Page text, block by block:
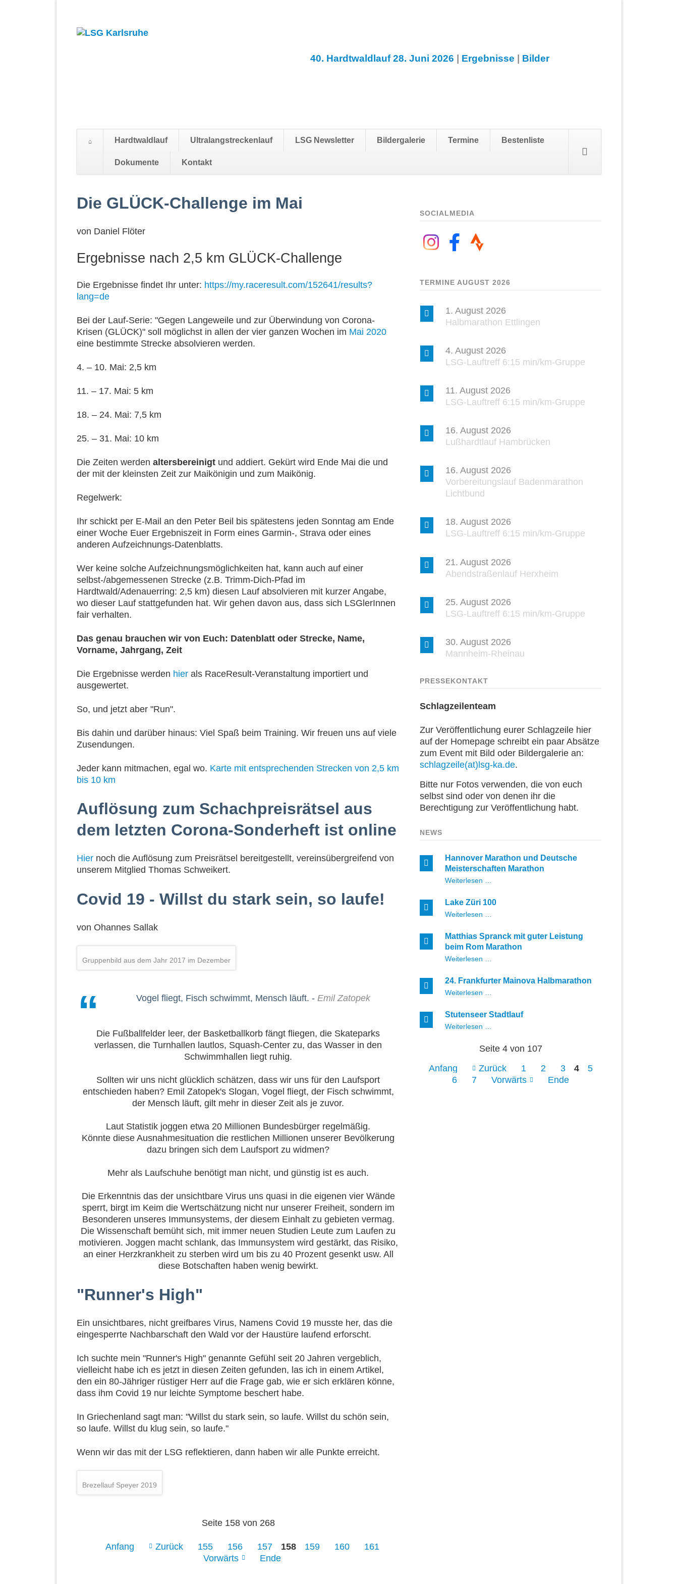
40. Hardtwaldlauf 28. Juni 2026 | Ergebnisse | Bilder
überspringen
Hardtwaldlauf Ultralangstreckenlauf LSG Newsletter Bildergalerie Termine Bestenliste
Dokumente Kontakt
Die GLÜCK-Challenge im Mai
von Daniel Flöter
Ergebnisse nach 2,5 km GLÜCK-Challenge
Die Ergebnisse findet Ihr unter: https://my.raceresult.com/152641/results?
lang=de
Bei der Lauf-Serie: "Gegen Langeweile und zur Überwindung von Corona-
Krisen (GLÜCK)" soll möglichst in allen der vier ganzen Wochen im Mai 2020
eine bestimmte Strecke absolvieren werden.
4. – 10. Mai: 2,5 km
11. – 17. Mai: 5 km
18. – 24. Mai: 7,5 km
25. – 31. Mai: 10 km
Die Zeiten werden altersbereinigt und addiert. Gekürt wird Ende Mai die und
der mit der kleinsten Zeit zur Maikönigin und zum Maikönig.
Regelwerk:
Ihr schickt per E-Mail an den Peter Beil bis spätestens jeden Sonntag am Ende
einer Woche Euer Ergebniszeit in Form eines Garmin-, Strava oder eines
anderen Aufzeichnungs-Datenblatts.
Wer keine solche Aufzeichnungsmöglichkeiten hat, kann auch auf einer
selbst-/abgemessenen Strecke (z.B. Trimm-Dich-Pfad im
Hardtwald/Adenauerring: 2,5 km) diesen Lauf absolvieren mit kurzer Angabe,
wo dieser Lauf stattgefunden hat. Wir gehen davon aus, dass sich LSGlerInnen
fair verhalten.
Das genau brauchen wir von Euch: Datenblatt oder Strecke, Name,
Vorname, Jahrgang, Zeit
Die Ergebnisse werden hier als RaceResult-Veranstaltung importiert und
ausgewertet.
So, und jetzt aber "Run".
Bis dahin und darüber hinaus: Viel Spaß beim Training. Wir freuen uns auf viele
Zusendungen.
Jeder kann mitmachen, egal wo. Karte mit entsprechenden Strecken von 2,5 km
bis 10 km
Auflösung zum Schachpreisrätsel aus
dem letzten Corona-Sonderheft ist online
Hier noch die Auflösung zum Preisrätsel bereitgestellt, vereinsübergreifend von
unserem Mitglied Thomas Schweikert.
Covid 19 - Willst du stark sein, so laufe!
von Ohannes Sallak
Gruppenbild aus dem Jahr 2017 im Dezember
Vogel fliegt, Fisch schwimmt, Mensch läuft. - Emil Zatopek
Die Fußballfelder leer, der Basketballkorb fängt fliegen, die Skateparks
verlassen, die Turnhallen lautlos, Squash-Center zu, das Wasser in den
Schwimmhallen liegt ruhig.
Sollten wir uns nicht glücklich schätzen, dass wir uns für den Laufsport
entschieden haben? Emil Zatopek's Slogan, Vogel fliegt, der Fisch schwimmt,
der Mensch läuft, gilt mehr in dieser Zeit als je zuvor.
Laut Statistik joggen etwa 20 Millionen Bundesbürger regelmäßig.
Könnte diese Ausnahmesituation die restlichen Millionen unserer Bevölkerung
dazu bringen sich dem Laufsport zu widmen?
Mehr als Laufschuhe benötigt man nicht, und günstig ist es auch.
Die Erkenntnis das der unsichtbare Virus uns quasi in die eigenen vier Wände
sperrt, birgt im Keim die Wertschätzung nicht nur unserer Freiheit, sondern im
Besonderen unseres Immunsystems, der diesem Einhalt zu gebieten vermag.
Die Wissenschaft bemüht sich, mit immer neuen Studien Leute zum Laufen zu
motivieren. Joggen macht schlank, das Immunsystem wird gestärkt, das Risiko,
an einer Herzkrankheit zu sterben wird um bis zu 40 Prozent gesenkt usw. All
diese Botschaften haben wenig bewirkt.
"Runner's High"
Ein unsichtbares, nicht greifbares Virus, Namens Covid 19 musste her, das die
eingesperrte Nachbarschaft den Wald vor der Haustüre laufend erforscht.
Ich suchte mein "Runner's High" genannte Gefühl seit 20 Jahren vergeblich,
vielleicht habe ich es jetzt in diesen Zeiten gefunden, las ich in einem Artikel,
den ein 80-Jähriger rüstiger Herr auf die Frage gab, wie er sich erklären könne,
dass ihm Covid 19 nur leichte Symptome beschert habe.
In Griechenland sagt man: "Willst du stark sein, so laufe. Willst du schön sein,
so laufe. Willst du klug sein, so laufe."
Wenn wir das mit der LSG reflektieren, dann haben wir alle Punkte erreicht.
Brezellauf Speyer 2019
Seite 158 von 268
Anfang Zurück 155 156 157 158 159 160
161
Vorwärts
Ende
SOCIALMEDIA
TERMINE AUGUST 2026
1. August 2026
Halbmarathon Ettlingen
4. August 2026
LSG-Lauftreff 6:15 min/km-Gruppe
11. August 2026
LSG-Lauftreff 6:15 min/km-Gruppe
16. August 2026
Lußhardtlauf Hambrücken
16. August 2026
Vorbereitungslauf Badenmarathon
Lichtbund
18. August 2026
LSG-Lauftreff 6:15 min/km-Gruppe
21. August 2026
Abendstraßenlauf Herxheim
25. August 2026
LSG-Lauftreff 6:15 min/km-Gruppe
30. August 2026
Mannheim-Rheinau
PRESSEKONTAKT
Schlagzeilenteam
Zur Veröffentlichung eurer Schlagzeile hier
auf der Homepage schreibt ein paar Absätze
zum Event mit Bild oder Bildergalerie an:
schlagzeile(at)lsg-ka.de.
Bitte nur Fotos verwenden, die von euch
selbst sind oder von denen ihr die
Berechtigung zur Veröffentlichung habt.
NEWS
Hannover Marathon und Deutsche
Meisterschaften Marathon
Weiterlesen …
und
Deutsche
Lake Züri 100
Weiterlesen …
Matthias Spranck mit guter Leistung
beim Rom Marathon
Weiterlesen …
mit
guter
Rom
24. Frankfurter Mainova Halbmarathon
Weiterlesen …
Mainova
Halbmarathon
Stutenseer Stadtlauf
Weiterlesen …
Seite 4 von 107
Anfang
Zurück 1 2 3 4
5
6
7 Vorwärts Ende